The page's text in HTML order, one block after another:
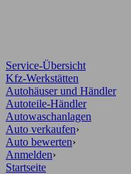
Service-Übersicht
Kfz-Werkstätten
Autohäuser und Händler
Autoteile-Händler
Autowaschanlagen
Auto verkaufen›
Auto bewerten›
Anmelden›
Startseite